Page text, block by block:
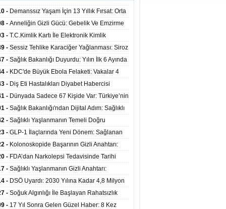
- Demanssız Yaşam İçin 13 Yıllık Fırsat: Orta
Yaşam Tarzı Beyin Sağlığını Belirliyor
- Anneliğin Gizli Gücü: Gebelik Ve Emzirme
Dayanıklılığı Artırabilir Mi?
- T.C.Kimlik Kartı İle Elektronik Kimlik
Yöntemi (Biyometrik Kimlik Doğrulama
07.08.2026
- Sessiz Tehlike Karaciğer Yağlanması: Siroz
Krizine Davetiye Çıkarıyor!
- Sağlık Bakanlığı Duyurdu: Yılın İlk 6 Ayında
Fazla Hasta Hiperbarik Oksijen Tedavisi
- KDC'de Büyük Ebola Felaketi: Vakalar 4
Virüste Mutasyon Şüphesi!
- Diş Eti Hastalıkları Diyabet Habercisi
Ağız Sağlığı Ve Şeker Arasındaki Çift Yönlü
- Dünyada Sadece 67 Kişide Var: Türkiye’nin
Sendromu Vakası Diyarbakır’da
Edildi
- Sağlık Bakanlığı'ndan Dijital Adım: Sağlıklı
Merkezlerinde Uzaktan Danışmanlık Dönemi
- Sağlıklı Yaşlanmanın Temeli Doğru
Geçiyor: İleri Yaşta Hangi Besin
İhtiyaç Duyuluyor?
- GLP-1 İlaçlarında Yeni Dönem: Sağlanan
Yalnızca Kilo Kaybıyla Sınırlı Değil
- Kolonoskopide Başarının Gizli Anahtarı:
Bağırsak Temizliği Poliplerin Gözden
Neden Oluyor
- FDA’dan Narkolepsi Tedavisinde Tarihi
Oreksin Sistemini Hedefleyen İlk İlaç
Sunuldu
- Sağlıklı Yaşlanmanın Gizli Anahtarı:
Kuvvet Antrenmanı Kas Ve Kemik Sağlığını
- DSÖ Uyardı: 2030 Yılına Kadar 4,8 Milyon
ve Ebe Açığı Oluşabilir
- Soğuk Algınlığı İle Başlayan Rahatsızlık
Yetmezliği Çıktı: 17 Yıl Sonra Nakille
- 17 Yıl Sonra Gelen Güzel Haber: 8 Kez